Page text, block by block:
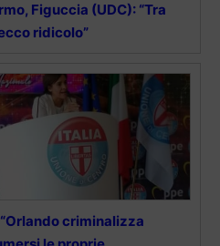
Figuccia (UDC): “Tra
ridicolo”
criminalizza